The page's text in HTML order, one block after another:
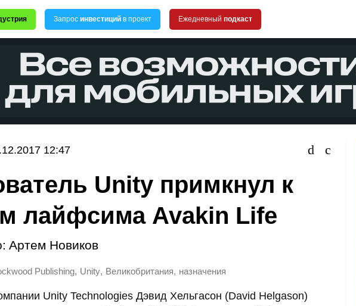
Запрос инвестиций в проект Ежедневный подкаст
12:47
Unity примкнул к
лайфсима Avakin Life
Артем Новиков
Publishing, Unity, Великобритания, назначения
Unity Technologies Дэвид Хельгасон (David Helgason)